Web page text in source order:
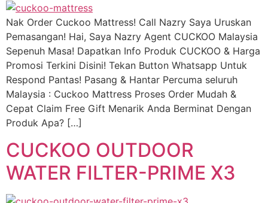
Nak Order Cuckoo Mattress! Call Nazry Saya Uruskan
Pemasangan! Hai, Saya Nazry Agent CUCKOO Malaysia
Sepenuh Masa! Dapatkan Info Produk CUCKOO & Harga
Promosi Terkini Disini! Tekan Button Whatsapp Untuk
Respond Pantas! Pasang & Hantar Percuma seluruh
Malaysia : Cuckoo Mattress Proses Order Mudah &
Cepat Claim Free Gift Menarik Anda Berminat Dengan
Produk Apa? […]
CUCKOO OUTDOOR
WATER FILTER-PRIME X3